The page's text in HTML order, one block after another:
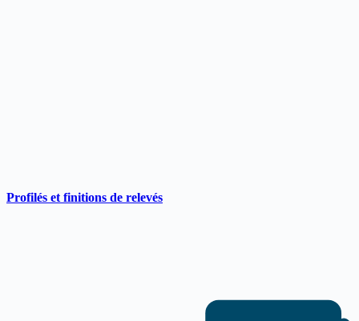
Profilés et finitions de relevés